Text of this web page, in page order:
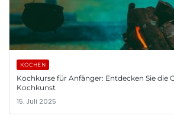
KOCHEN
Kochkurse für Anfänger: Entdecken Sie die
Kochkunst
15. Juli 2025